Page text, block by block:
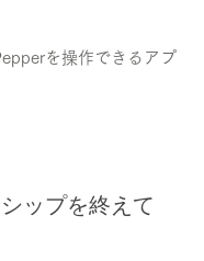
を操作できるアプ
ップを終えて